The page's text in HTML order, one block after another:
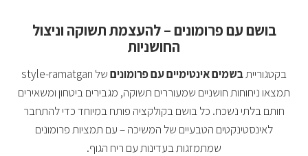
בושם עם פרומונים – להעצמת תשוקה וניצול
החושניות
בקטגורייתבשמים אינטימיים עם פרומונים
של style-ramatgan
תמצאו ניחוחות חושניים שמעוררים תשוקה, מגבירים ביטחון ומשאירים
חותם בלתי נשכח. כל בושם בקולקציה פותח במיוחד כדי להתחבר
לאינסטינקטים הטבעיים של המשיכה – עם תמציות פרומונים
שמתמזגות בעדינות עם ריח הגוף.